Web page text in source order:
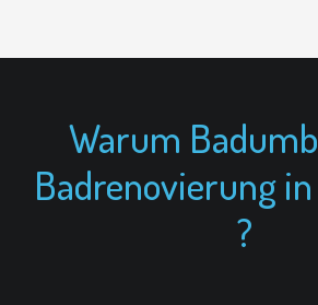
Warum
Badrenovierung
?